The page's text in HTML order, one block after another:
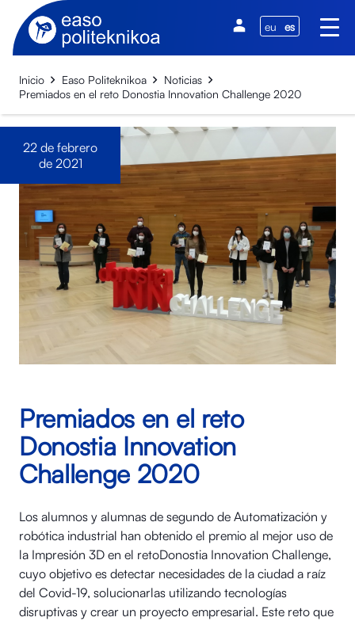
eu es
Inicio Easo Politeknikoa
Noticias
Premiados en el reto Donostia Innovation Challenge 2020
22 de febrero
de 2021
Premiados en el reto
Donostia Innovation
Challenge 2020
Los alumnos y alumnas de segundo de Automatización y
robótica industrial han obtenido el premio al mejor uso de
la Impresión 3D en el retoDonostia Innovation Challenge,
cuyo objetivo es detectar necesidades de la ciudad a raíz
del Covid-19, solucionarlas utilizando tecnologías
disruptivas y crear un proyecto empresarial. Este reto que